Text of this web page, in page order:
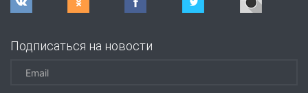
Подписаться на новости